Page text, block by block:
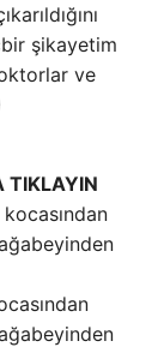
şikayetim
ve
TIKLAYIN